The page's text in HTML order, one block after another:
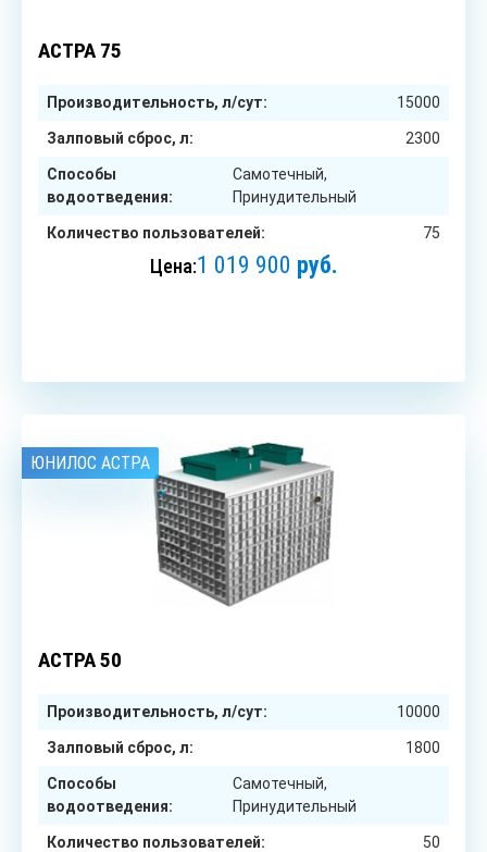
АСТРА 75
Производительность, л/сут: 15000
Залповый сброс, л: 2300
Способы
водоотведения:
Самотечный,
Принудительный
Количество пользователей: 75
Цена:1 019 900 руб.
ЮНИЛОС АСТРА
АСТРА 50
Производительность, л/сут: 10000
Залповый сброс, л: 1800
Способы
водоотведения:
Самотечный,
Принудительный
Количество пользователей: 50